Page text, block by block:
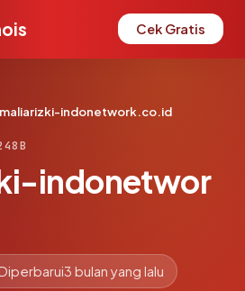
Cek Gratis
indonetwork.co.id
indonetwor
3 bulan yang lalu